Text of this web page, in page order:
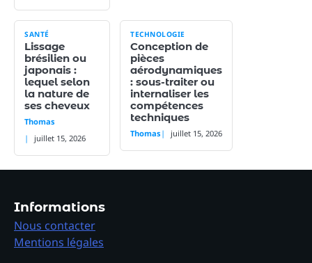
SANTÉ
Lissage
brésilien ou
japonais :
lequel selon
la nature de
ses cheveux
Thomas
juillet 15, 2026
TECHNOLOGIE
Conception de
pièces
aérodynamiques
: sous-traiter ou
internaliser les
compétences
techniques
Thomas juillet 15, 2026
Informations
Nous contacter
Mentions légales